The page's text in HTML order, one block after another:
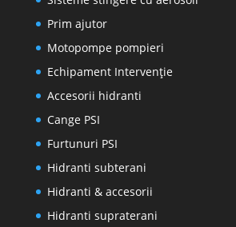
Prim ajutor
Motopompe pompieri
Echipament Intervenție
Accesorii hidranti
Cange PSI
Furtunuri PSI
Hidranti subterani
Hidranti & accesorii
Hidranti supraterani